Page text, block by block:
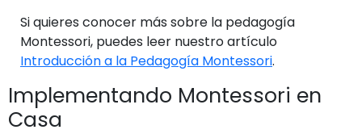
Si quieres conocer más sobre la pedagogía
Montessori, puedes leer nuestro artículo
Introducción a la Pedagogía Montessori.
Implementando Montessori en
Casa